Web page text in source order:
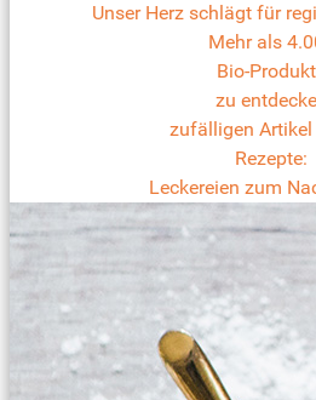
Unser Herz schlägt für
Mehr als
Bio-
zu
zufälligen Artikel
Rezepte:
Leckereien zum